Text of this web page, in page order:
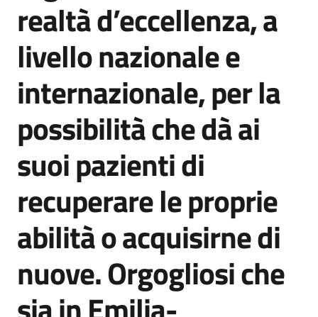
realtà d’eccellenza, a
livello nazionale e
internazionale, per la
possibilità che dà ai
suoi pazienti di
recuperare le proprie
abilità o acquisirne di
nuove. Orgogliosi che